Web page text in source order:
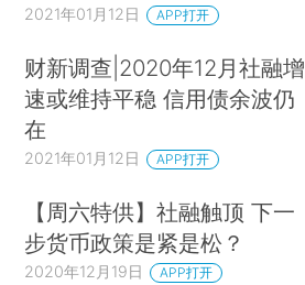
2021年01月12日 APP打开
财新调查|2020年12月社融增
速或维持平稳 信用债余波仍
在
2021年01月12日 APP打开
【周六特供】社融触顶 下一
步货币政策是紧是松？
2020年12月19日 APP打开